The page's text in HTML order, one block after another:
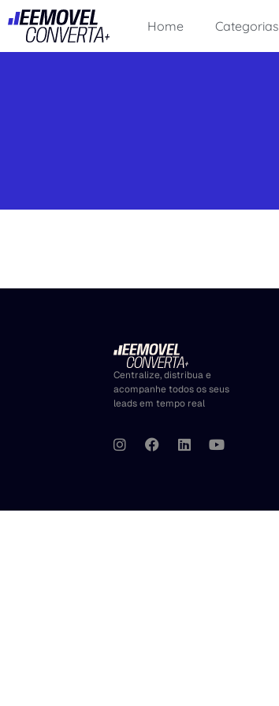
Home Categorias
Centralize, distribua e
acompanhe todos os seus
leads em tempo real